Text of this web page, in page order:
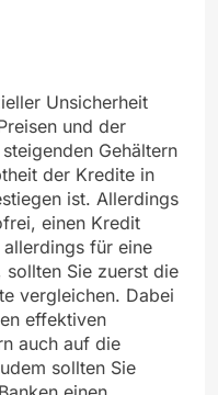
Unsicherheit
und der
Gehältern
der Kredite in
ist. Allerdings
einen Kredit
allerdings für eine
sollten Sie zuerst die
vergleichen. Dabei
effektiven
auch auf die
sollten Sie